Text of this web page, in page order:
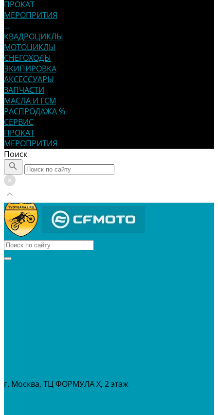
ПРОКАТ
МЕРОПРИТИЯ
...
КВАДРОЦИКЛЫ
МОТОЦИКЛЫ
СНЕГОХОДЫ
ЭКИПИРОВКА
АКСЕССУАРЫ
ЗАПЧАСТИ
МАСЛА И ГСМ
РАСПРОДАЖА %
СЕРВИС
ПРОКАТ
МЕРОПРИТИЯ
Поиск
г. Москва, ТЦ ФОРМУЛА Х, 2 этаж